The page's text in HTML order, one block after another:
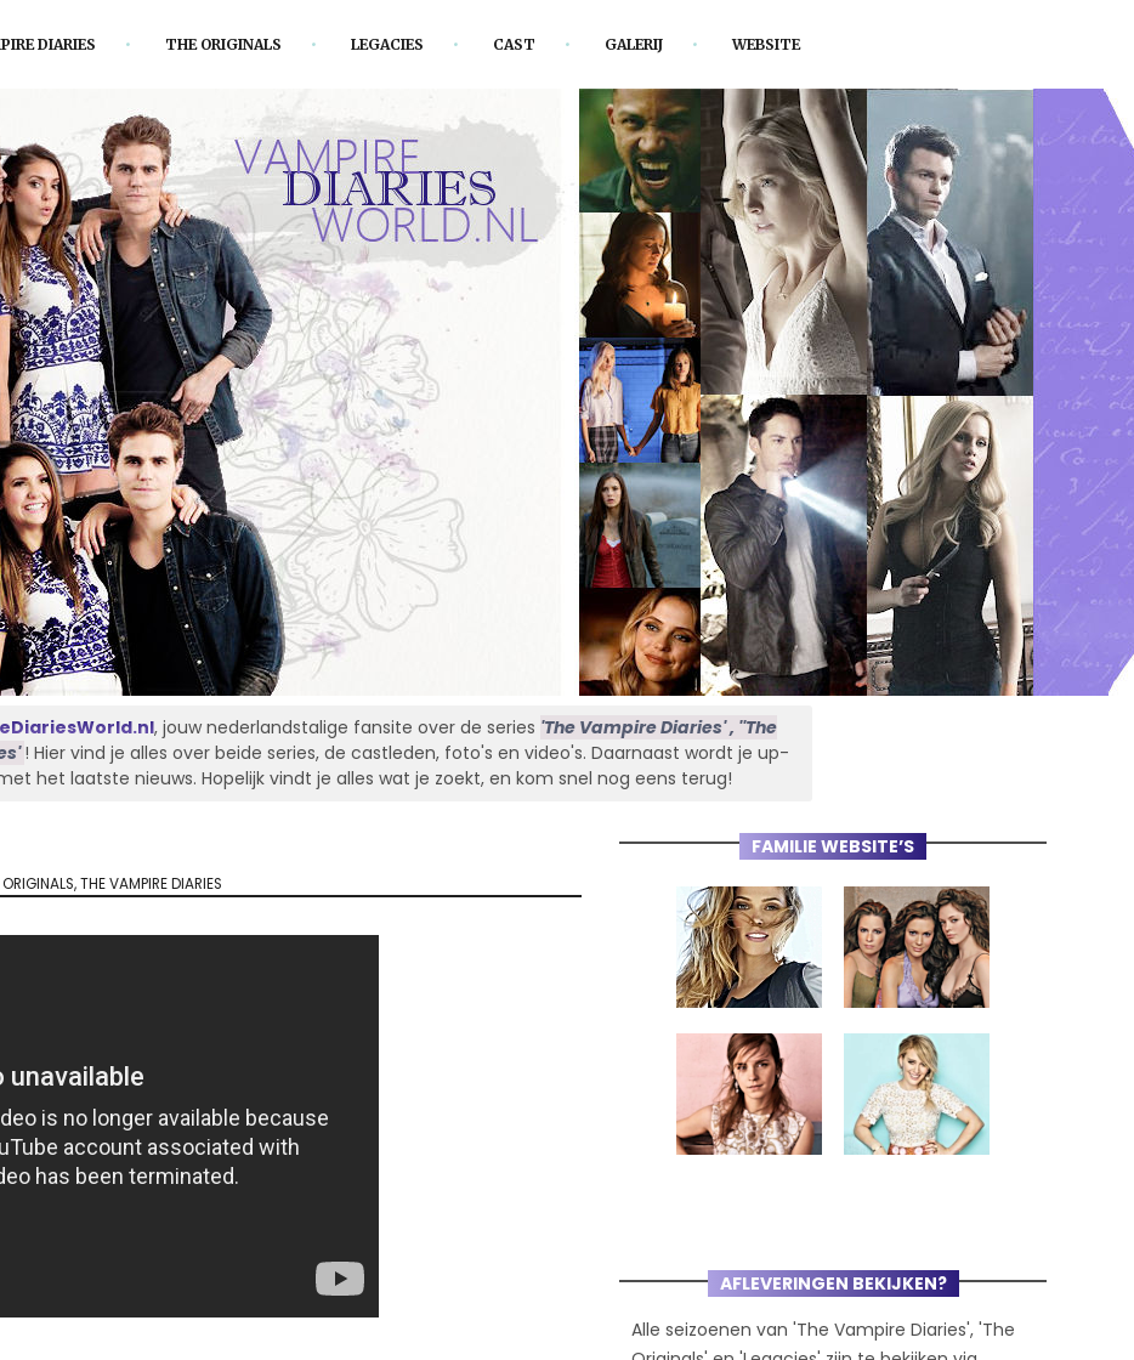
DIARIES THE ORIGINALS LEGACIES CAST GALERIJ WEBSITE
, jouw nederlandstalige fansite over de series 'The Vampire Diaries' , ''The
! Hier vind je alles over beide series, de castleden, foto's en video's. Daarnaast wordt je up-
het laatste nieuws. Hopelijk vindt je alles wat je zoekt, en kom snel nog eens terug!
FAMILIE WEBSITE’S
AFLEVERINGEN BEKIJKEN?
Alle seizoenen van 'The Vampire Diaries', 'The
,THE VAMPIRE DIARIES